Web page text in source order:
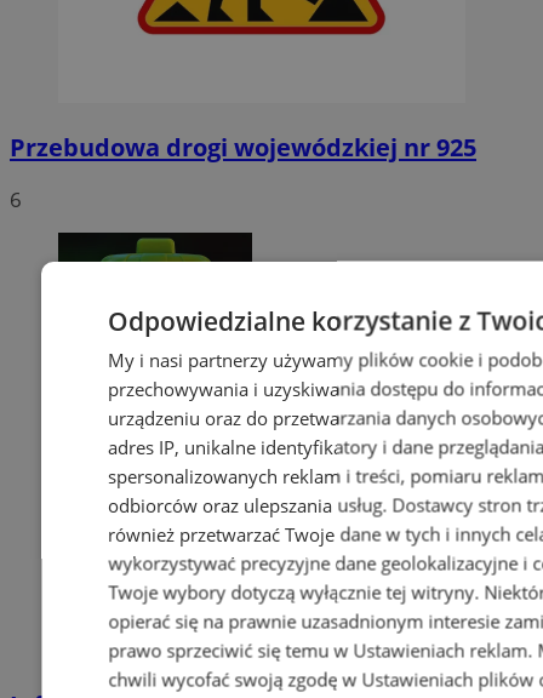
Przebudowa drogi wojewódzkiej nr 925
6
Odpowiedzialne korzystanie z
My i nasi partnerzy używamy plików cookie i
przechowywania i uzyskiwania dostępu do
urządzeniu oraz do przetwarzania danych
adres IP, unikalne identyfikatory i dane
spersonalizowanych reklam i treści, pomiaru
odbiorców oraz ulepszania usług. Dostawcy stron
również przetwarzać Twoje dane w tych i innych
wykorzystywać precyzyjne dane geolokalizacyjne i
Twoje wybory dotyczą wyłącznie tej witryny.
opierać się na prawnie uzasadnionym interesie
prawo sprzeciwić się temu w Ustawieniach reklam.
chwili wycofać swoją zgodę w Ustawieniach plików